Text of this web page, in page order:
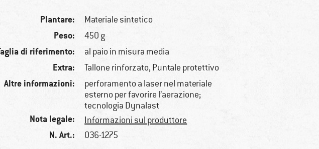
Plantare: Materiale sintetico
Peso: 450 g
di riferimento: al paio in misura media
Extra: Tallone rinforzato, Puntale protettivo
Altre informazioni:
perforamento a laser nel materiale
esterno per favorire l’aerazione;
tecnologia Dynalast
Nota legale: Informazioni sul produttore
N. Art.: 036-1275